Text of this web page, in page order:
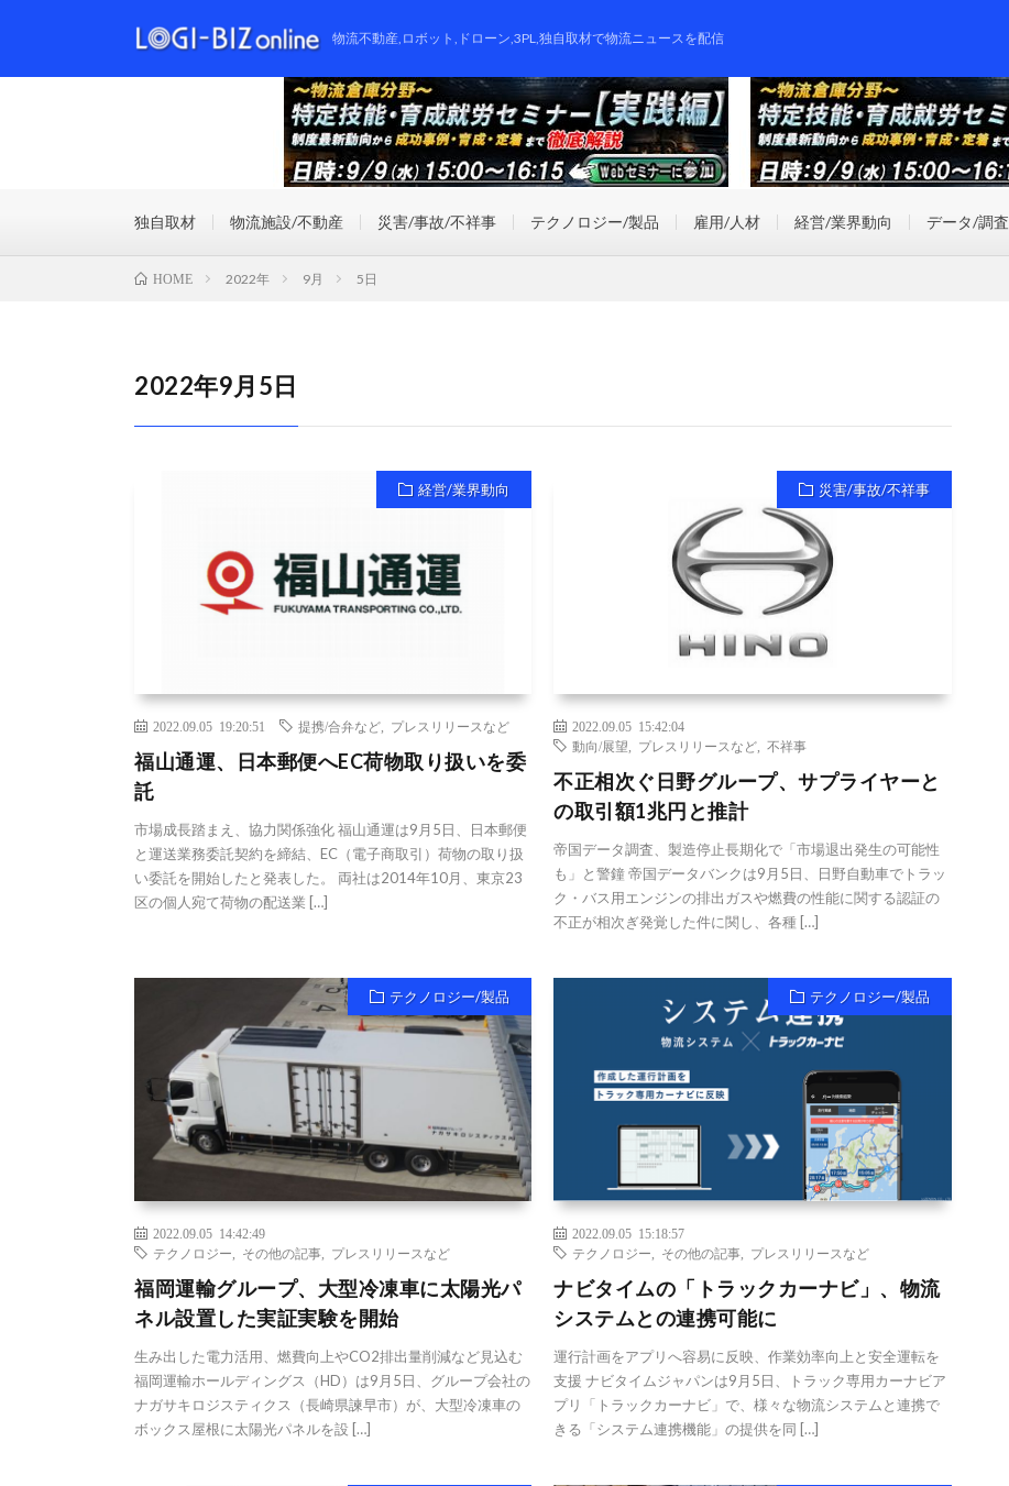
物流不動産,ロボット,ドローン,3PL,独自取材で物流ニュースを配信
独自取材 物流施設/不動産 災害/事故/不祥事 テクノロジー/製品 雇用/人材 経営/業界動向 データ/調査
HOME 2022年 9月 5日
2022年9月5日
経営/業界動向
2022.09.05 19:20:51 提携/合弁など プレスリリースなど
福山通運、日本郵便へEC荷物取り扱いを委
託
市場成長踏まえ、協力関係強化 福山通運は9月5日、日本郵便
と運送業務委託契約を締結、EC（電子商取引）荷物の取り扱
い委託を開始したと発表した。 両社は2014年10月、東京23
区の個人宛て荷物の配送業 […]
災害/事故/不祥事
2022.09.05 15:42:04
動向/展望
プレスリリースなど ,不祥事
不正相次ぐ日野グループ、サプライヤーと
の取引額1兆円と推計
帝国データ調査、製造停止長期化で「市場退出発生の可能性
も」と警鐘 帝国データバンクは9月5日、日野自動車でトラッ
ク・バス用エンジンの排出ガスや燃費の性能に関する認証の
不正が相次ぎ発覚した件に関し、各種 […]
テクノロジー/製品
2022.09.05 14:42:49
テクノロジー
その他の記事 プレスリリースなど
福岡運輸グループ、大型冷凍車に太陽光パ
ネル設置した実証実験を開始
生み出した電力活用、燃費向上やCO2排出量削減など見込む
福岡運輸ホールディングス（HD）は9月5日、グループ会社の
ナガサキロジスティクス（長崎県諫早市）が、大型冷凍車の
ボックス屋根に太陽光パネルを設 […]
テクノロジー/製品
2022.09.05 15:18:57
テクノロジー
その他の記事 プレスリリースなど
ナビタイムの「トラックカーナビ」、物流
システムとの連携可能に
運行計画をアプリへ容易に反映、作業効率向上と安全運転を
支援 ナビタイムジャパンは9月5日、トラック専用カーナビア
プリ「トラックカーナビ」で、様々な物流システムと連携で
きる「システム連携機能」の提供を同 […]